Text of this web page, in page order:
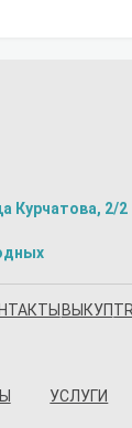
Курчатова, 2/2
ВЫКУП
УСЛУГИ